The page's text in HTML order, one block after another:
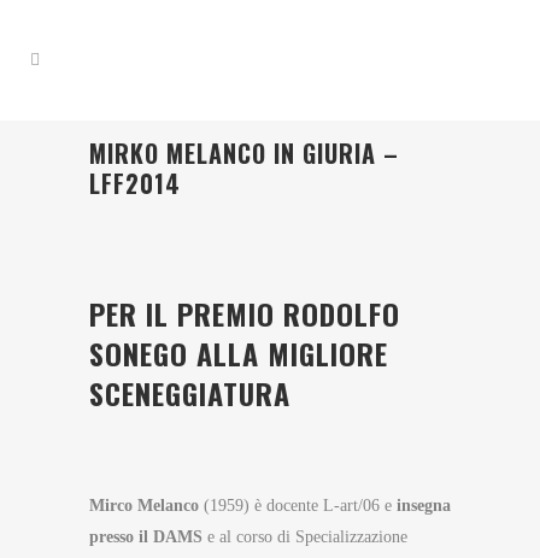
MIRKO MELANCO IN GIURIA –
LFF2014
PER IL PREMIO RODOLFO
SONEGO ALLA MIGLIORE
SCENEGGIATURA
Mirco Melanco (1959) è docente L-art/06 e insegna
presso il DAMS e al corso di Specializzazione